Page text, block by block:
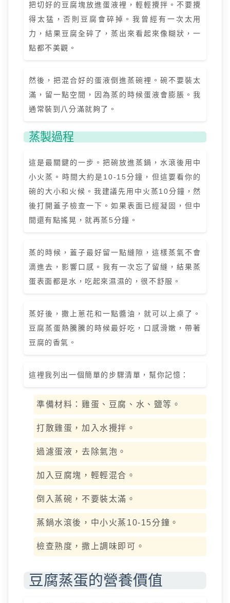
把切好的豆腐塊放進蛋液裡，輕輕攪拌。不要攪
得太猛，否則豆腐會碎掉。我曾經有一次太用
力，結果豆腐全碎了，蒸出來看起來像糊狀，一
點都不美觀。
然後，把混合好的蛋液倒進蒸碗裡。碗不要裝太
滿，留一點空間，因為蒸的時候蛋液會膨脹。我
通常裝到八分滿就夠了。
蒸製過程
這是最關鍵的一步。把碗放進蒸鍋，水滾後用中
小火蒸。時間大約是10-15分鐘，但這要看你的
碗的大小和火候。我建議先用中火蒸10分鐘，然
後打開蓋子檢查一下。如果表面已經凝固，但中
間還有點搖晃，就再蒸5分鐘。
蒸的時候，蓋子最好留一點縫隙，這樣蒸氣不會
滴進去，影響口感。我有一次忘了留縫，結果蒸
蛋表面都是水，吃起來濕濕的，很不舒服。
蒸好後，撒上蔥花和一點醬油，就可以上桌了。
豆腐蒸蛋熱騰騰的時候最好吃，口感滑嫩，帶著
豆腐的香氣。
這裡我列出一個簡單的步驟清單，幫你記憶：
準備材料：雞蛋、豆腐、水、鹽等。
打散雞蛋，加入水攪拌。
過濾蛋液，去除氣泡。
加入豆腐塊，輕輕混合。
倒入蒸碗，不要裝太滿。
蒸鍋水滾後，中小火蒸10-15分鐘。
檢查熟度，撒上調味即可。
豆腐蒸蛋的營養價值